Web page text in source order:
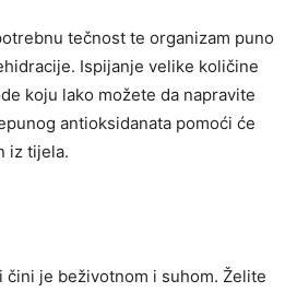
tečnost te organizam puno
Ispijanje velike količine
koju lako možete da napravite
antioksidanata pomoći će
iz tijela.
čini je beživotnom i suhom. Želite